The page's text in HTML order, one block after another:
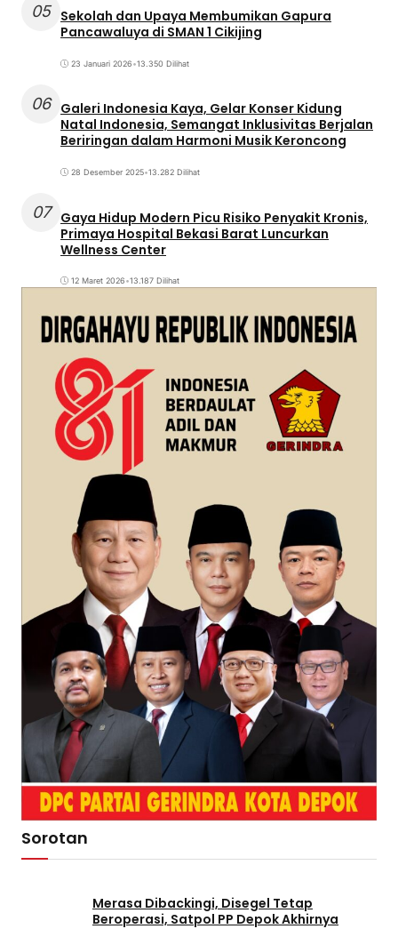
05 Sekolah dan Upaya Membumikan Gapura
Pancawaluya di SMAN 1 Cikijing
23 Januari 2026•13.350 Dilihat
06 Galeri Indonesia Kaya, Gelar Konser Kidung
Natal Indonesia, Semangat Inklusivitas Berjalan
Beriringan dalam Harmoni Musik Keroncong
28 Desember 2025•13.282 Dilihat
07
Gaya Hidup Modern Picu Risiko Penyakit Kronis,
Primaya Hospital Bekasi Barat Luncurkan
Wellness Center
12 Maret 2026•13.187 Dilihat
Sorotan
Merasa Dibackingi, Disegel Tetap
Beroperasi, Satpol PP Depok Akhirnya